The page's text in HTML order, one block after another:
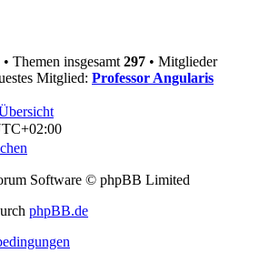
• Themen insgesamt 297 • Mitglieder
Mitglied: Professor Angularis
Software © phpBB Limited
phpBB.de